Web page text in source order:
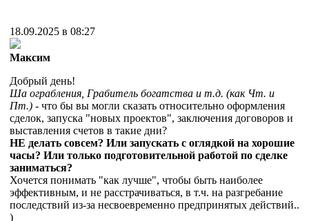
18.09.2025 в 08:27
Максим
Добрый день!
Ша ограбления, Грабитель богатства и т.д. (как Чт. и
Пт.) - что бы вы могли сказать относительно оформления
сделок, запуска "новых проектов", заключения договоров и
выставления счетов в такие дни?
НЕ делать совсем? Или запускать с оглядкой на хорошие
часы? Или только подготовительной работой по сделке
заниматься?
Хочется понимать "как лучше", чтобы быть наиболее
эффективным, и не расстрачиваться, в т.ч. на разгребание
последствий из-за несвоевременно предпринятых действий..
)